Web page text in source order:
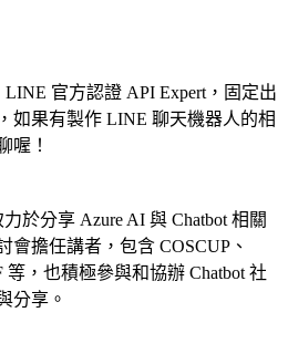
官方認證 API Expert，固定出
如果有製作 LINE 聊天機器人的相
喔！
於分享 Azure AI 與 Chatbot 相關
會擔任講者，包含 COSCUP、
等，也積極參與和協辦 Chatbot 社
分享。